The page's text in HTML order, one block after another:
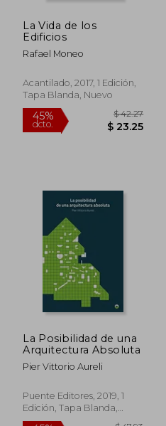
La Vida de los
Edificios
Rafael Moneo
Acantilado, 2017, 1 Edición,
Tapa Blanda, Nuevo
45%
La Posibilidad de una
Arquitectura Absoluta
Pier Vittorio Aureli
Puente Editores, 2019, 1
Edición, Tapa Blanda,
Nuevo